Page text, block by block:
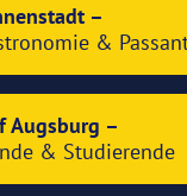
–
&
Augsburg –
& Studierende